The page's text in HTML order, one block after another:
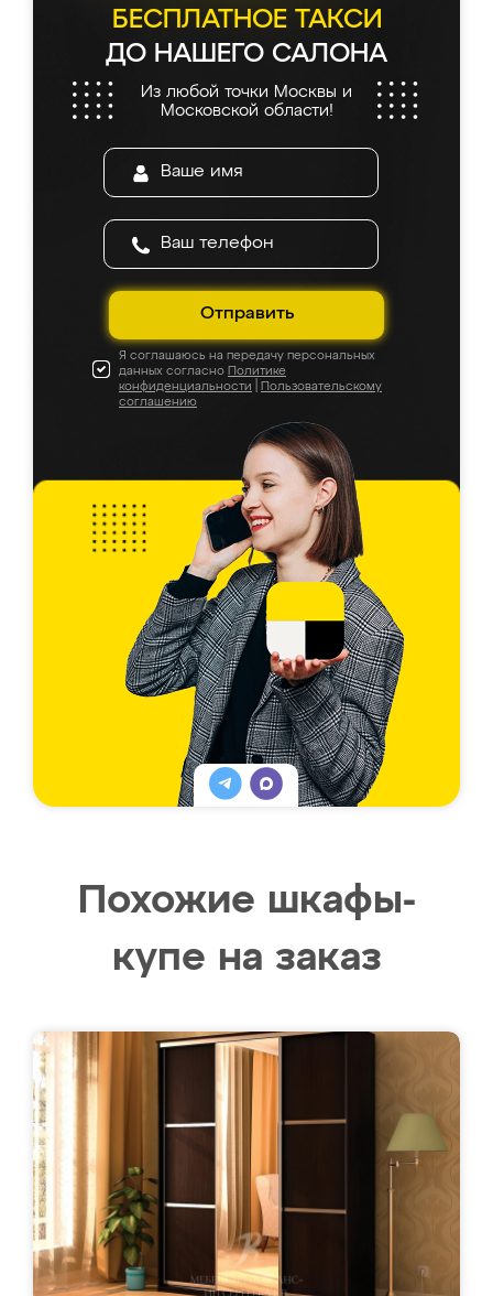
БЕСПЛАТНОЕ ТАКСИ
ДО НАШЕГО САЛОНА
Из любой точки Москвы и
Московской области!
Отправить
Я соглашаюсь на передачу персональных
данных согласно Политике
конфиденциальности
Пользовательскому
соглашению
Похожие шкафы-
купе на заказ